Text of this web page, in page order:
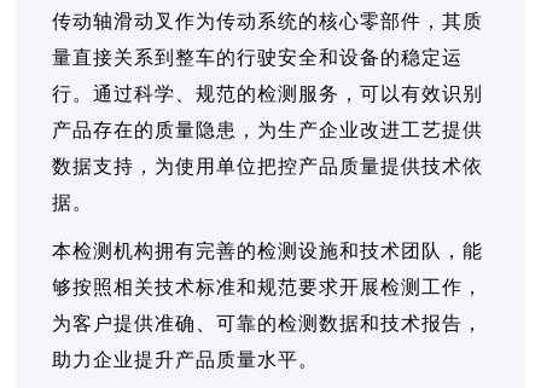
传动轴滑动叉作为传动系统的核心零部件，其质
量直接关系到整车的行驶安全和设备的稳定运
行。通过科学、规范的检测服务，可以有效识别
产品存在的质量隐患，为生产企业改进工艺提供
数据支持，为使用单位把控产品质量提供技术依
据。
本检测机构拥有完善的检测设施和技术团队，能
够按照相关技术标准和规范要求开展检测工作，
为客户提供准确、可靠的检测数据和技术报告，
助力企业提升产品质量水平。